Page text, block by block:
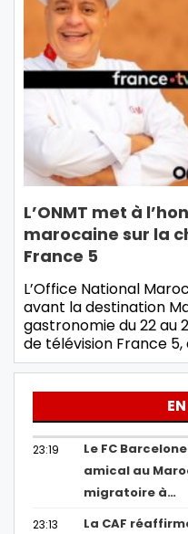
L’ONMT met à
marocaine sur la
France 5
L’Office National
avant la destination
gastronomie du 22 au
de télévision France 5,
23:19
Le FC
amical au
migratoire à…
23:13
La CAF